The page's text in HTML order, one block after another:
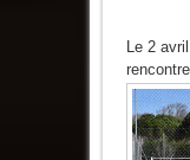
Le 2